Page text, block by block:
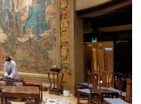
中国お薦め観光地